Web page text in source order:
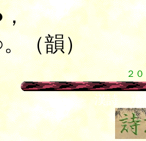
（韻）
２
漢詩